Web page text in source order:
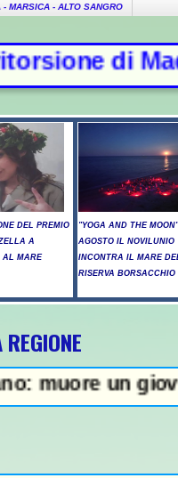
MARSICA - ALTO SANGRO
-
DEL PREMIO
A
AL MARE
"YOGA AND THE
AGOSTO IL NOVILUNIO
INCONTRA IL MARE
RISERVA BORSACCHIO
giovane - In
tre morti